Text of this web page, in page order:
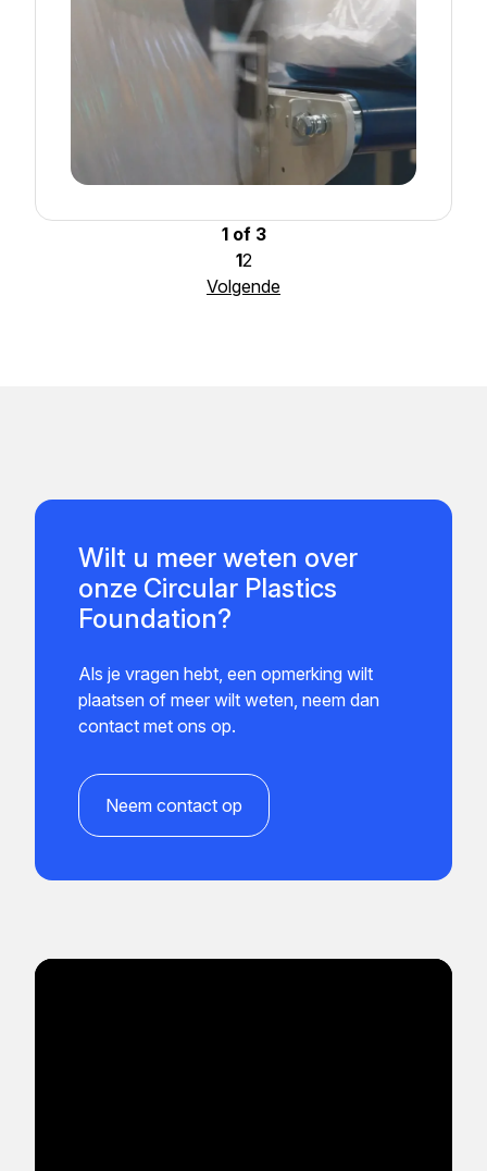
1 of 3
12
Volgende
Wilt u meer weten over
onze Circular Plastics
Foundation?
Als je vragen hebt, een opmerking wilt
plaatsen of meer wilt weten, neem dan
contact met ons op.
Neem contact op